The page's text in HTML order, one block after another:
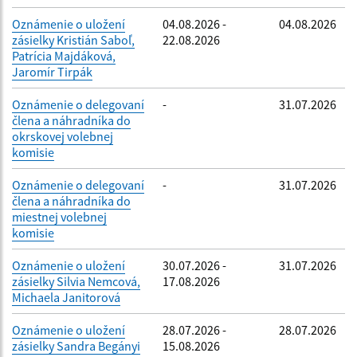
Oznámenie o uložení
zásielky Kristián Saboľ,
Patrícia Majdáková,
Jaromír Tirpák
04.08.2026 -
22.08.2026
04.08.2026
Oznámenie o delegovaní
člena a náhradníka do
okrskovej volebnej
komisie
- 31.07.2026
Oznámenie o delegovaní
člena a náhradníka do
miestnej volebnej
komisie
- 31.07.2026
Oznámenie o uložení
zásielky Silvia Nemcová,
Michaela Janitorová
30.07.2026 -
17.08.2026
31.07.2026
Oznámenie o uložení
zásielky Sandra Begányi
28.07.2026 -
15.08.2026
28.07.2026